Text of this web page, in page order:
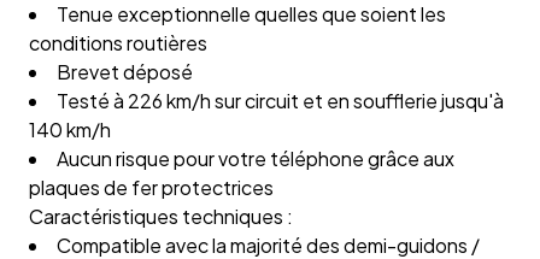
Tenue exceptionnelle quelles que soient les
conditions routières
Brevet déposé
Testé à 226 km/h sur circuit et en soufflerie jusqu'à
140 km/h
Aucun risque pour votre téléphone grâce aux
plaques de fer protectrices
Caractéristiques techniques :
Compatible avec la majorité des demi-guidons /